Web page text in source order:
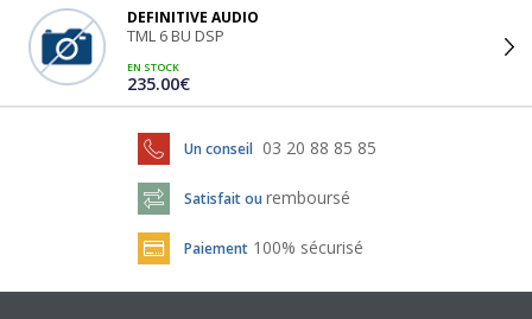
DEFINITIVE AUDIO
TML 6 BU DSP
EN STOCK
235.00€
Un conseil 03 20 88 85 85
Satisfait ou remboursé
Paiement 100% sécurisé